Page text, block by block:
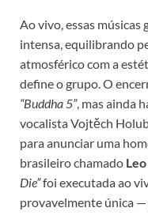
Ao vivo, essas músicas
intensa, equilibrando
atmosférico com a
define o grupo. O
“Buddha 5”, mas ainda
vocalista Vojtěch
para anunciar uma
brasileiro chamado
Die”foi executada ao
provavelmente única —